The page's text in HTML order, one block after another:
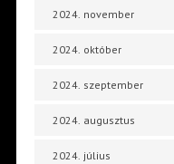
2024. november
2024. október
2024. szeptember
2024. augusztus
2024. július